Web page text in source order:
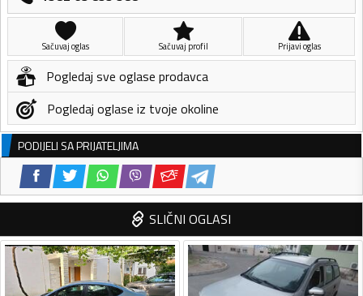
Sačuvaj oglas Sačuvaj profil Prijavi oglas
Pogledaj sve oglase prodavca
Pogledaj oglase iz tvoje okoline
PODIJELI SA PRIJATELJIMA
SLIČNI OGLASI